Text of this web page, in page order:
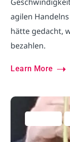
agilen
hätte gedacht,
bezahlen.
Learn More